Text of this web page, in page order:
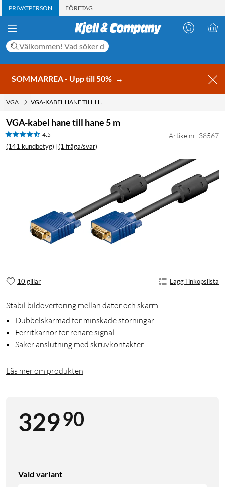
PRIVATPERSON FÖRETAG
SOMMARREA - Upp till 50% →
VGA VGA-KABEL HANE TILL HANE 5 M
VGA-kabel hane till hane 5 m
4.5
(141 kundbetyg) | (1 fråga/svar)
Artikelnr: 38567
10 gillar Lägg i inköpslista
Stabil bildöverföring mellan dator och skärm
Dubbelskärmad för minskade störningar
Ferritkärnor för renare signal
Säker anslutning med skruvkontakter
Läs mer om produkten
32990
Vald variant